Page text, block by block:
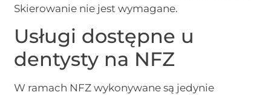
Skierowanie nie jest wymagane.
Usługi dostępne u
dentysty na NFZ
W ramach NFZ wykonywane są jedynie